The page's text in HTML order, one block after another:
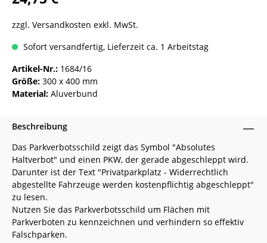
zzgl. Versandkosten exkl. MwSt.
Sofort versandfertig, Lieferzeit ca. 1 Arbeitstag
Artikel-Nr.: 1684/16
Größe: 300 x 400 mm
Material: Aluverbund
Beschreibung
Das Parkverbotsschild zeigt das Symbol "Absolutes
Haltverbot" und einen PKW, der gerade abgeschleppt wird.
Darunter ist der Text "Privatparkplatz - Widerrechtlich
abgestellte Fahrzeuge werden kostenpflichtig abgeschleppt"
zu lesen.
Nutzen Sie das Parkverbotsschild um Flächen mit
Parkverboten zu kennzeichnen und verhindern so effektiv
Falschparken.